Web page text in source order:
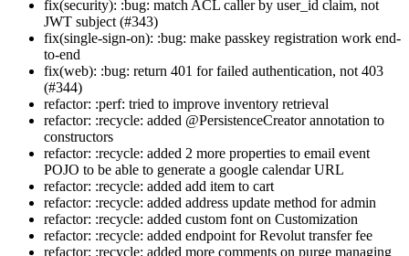
fix(security): :bug: match ACL caller by user_id claim, not
JWT subject (#343)
fix(single-sign-on): :bug: make passkey registration work end-
to-end
fix(web): :bug: return 401 for failed authentication, not 403
(#344)
refactor: :perf: tried to improve inventory retrieval
refactor: :recycle: added @PersistenceCreator annotation to
constructors
refactor: :recycle: added 2 more properties to email event
POJO to be able to generate a google calendar URL
refactor: :recycle: added add item to cart
refactor: :recycle: added address update method for admin
refactor: :recycle: added custom font on Customization
refactor: :recycle: added endpoint for Revolut transfer fee
refactor: :recycle: added more comments on purge managing